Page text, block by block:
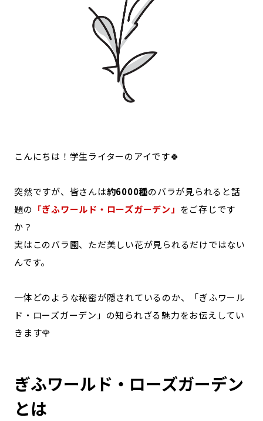
選出企業特別対談
飲食店
ニッポンの百選大全集
記事ライター アンバサダー
お問い合わせ 会社概要
こんにちは！学生ライターのアイです🍀
突然ですが、皆さんは約6000種のバラが見られると話
題の 「ぎふワールド・ローズガーデン」 をご存じです
か？
実はこのバラ園、ただ美しい花が見られるだけではない
んです。
一体どのような秘密が隠されているのか、「ぎふワール
ド・ローズガーデン」の知られざる魅力をお伝えしてい
きます🌹
ぎふワールド・ローズガーデン
とは